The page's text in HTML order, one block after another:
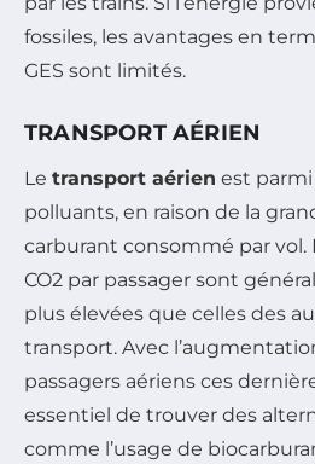
fossiles, les avantages en
GES sont limités.
TRANSPORT AÉRIEN
Le transport aérien est
polluants, en raison de la
carburant consommé par vol.
CO2 par passager sont
plus élevées que celles des
transport. Avec
passagers aériens ces
essentiel de trouver des
comme l’usage de